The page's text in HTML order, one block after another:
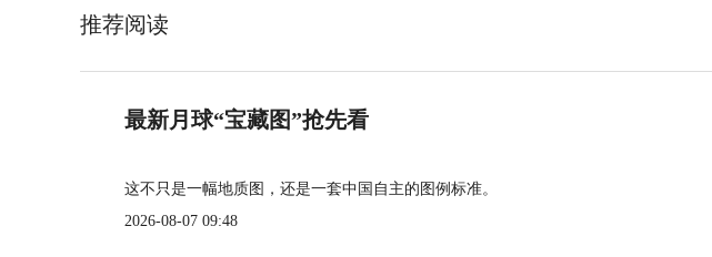
推荐阅读
最新月球“宝藏图”抢先看
这不只是一幅地质图，还是一套中国自主的图例标准。
2026-08-07 09:48